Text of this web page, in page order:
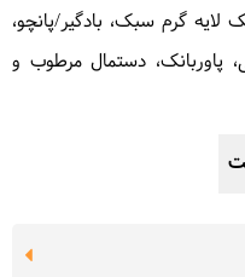
گرم سبک، بادگیر/پانچو،
پاوربانک، دستمال مرطوب و